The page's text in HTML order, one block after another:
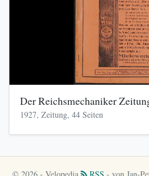
Der Reichsmechaniker
1927, Zeitung, 44 Seiten